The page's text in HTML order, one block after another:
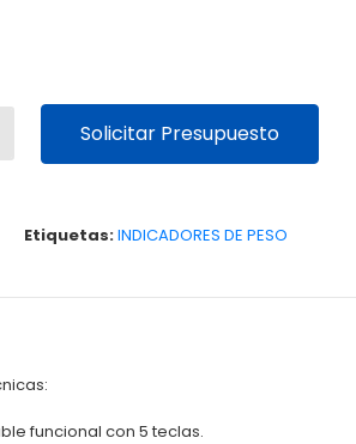
Solicitar Presupuesto
Etiquetas:INDICADORES DE PESO
funcional con 5 teclas.